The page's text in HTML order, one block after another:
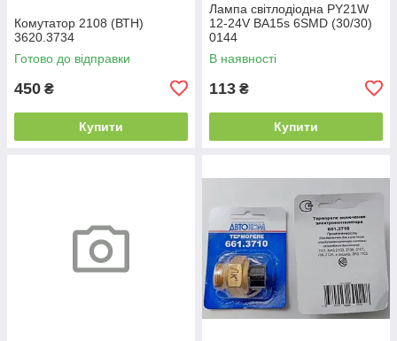
Комутатор 2108 (ВТН)
3620.3734
Готово до відправки
450 ₴
Купити
Лампа світлодіодна PY21W
12-24V BA15s 6SMD (30/30)
0144
В наявності
113 ₴
Купити